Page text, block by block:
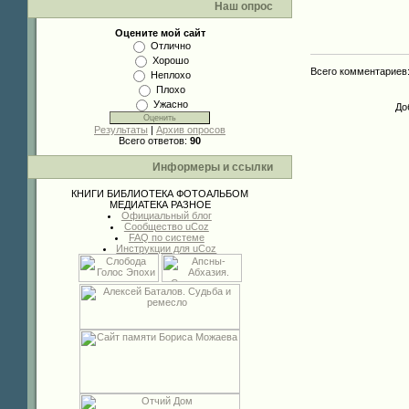
Наш опрос
Оцените мой сайт
Отлично
Хорошо
Неплохо
Плохо
Ужасно
Результаты | Архив опросов
Всего ответов: 90
Информеры и ссылки
КНИГИ БИБЛИОТЕКА ФОТОАЛЬБОМ
МЕДИАТЕКА РАЗНОЕ
Официальный блог
Сообщество uCoz
FAQ по системе
Инструкции для uCoz
Всего комментариев